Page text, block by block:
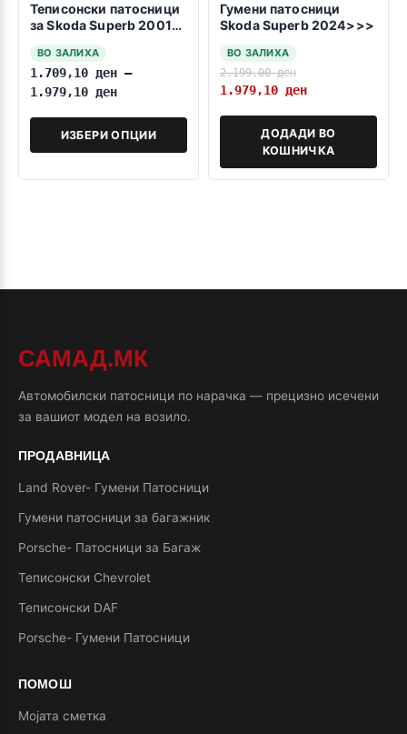
Теписонски патосници
за Skoda Superb 2001-
ВО ЗАЛИХА
1.709,10 ден –
1.979,10 ден
ИЗБЕРИ ОПЦИИ
Гумени патосници
Skoda Superb 2024>>>
ВО ЗАЛИХА
2.199,00ден
1.979,10 ден
ДОДАДИ ВО
КОШНИЧКА
САМАД.МК
Автомобилски патосници по нарачка — прецизно исечени
за вашиот модел на возило.
ПРОДАВНИЦА
Land Rover- Гумени Патосници
Гумени патосници за багажник
Porsche- Патосници за Багаж
Теписонски Chevrolet
Теписонски DAF
Porsche- Гумени Патосници
ПОМОШ
Мојата сметка